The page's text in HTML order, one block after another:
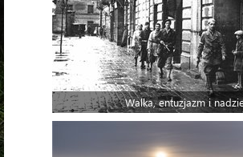
Walka, entuzjazm i